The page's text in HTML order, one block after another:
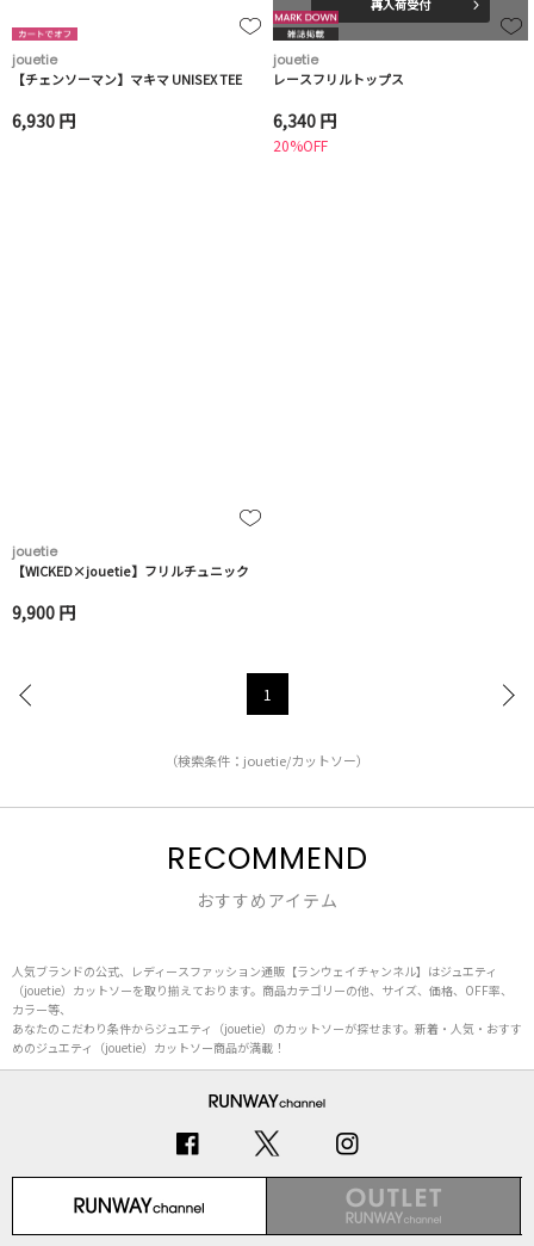
jouetie
【チェンソーマン】マキマ UNISEX TEE
6,930 円
再入荷受付
jouetie
レースフリルトップス
6,340 円
20%OFF
jouetie
【WICKED×jouetie】フリルチュニック
9,900 円
1
（検索条件：jouetie/カットソー）
RECOMMEND
おすすめアイテム
人気ブランドの公式、レディースファッション通販【ランウェイチャンネル】はジュエティ
（jouetie）カットソーを取り揃えております。商品カテゴリーの他、サイズ、価格、OFF率、
カラー等、
あなたのこだわり条件からジュエティ（jouetie）のカットソーが探せます。新着・人気・おすす
めのジュエティ（jouetie）カットソー商品が満載！